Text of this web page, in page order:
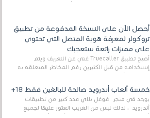
أحصل الآن على النسخة المدفوعة من تطبيق
تروكولر لمعرفة هوية المتصل التي تحتوي
على مميزات رائعة ستعجبك
أصبح تطبيق Truecaller غني عن التعريف ويتم
إستخدامه من قبل الكثيرين رغم المخاطر المتعلقه به
خمسة ألعاب أندرويد صالحة للبالغين فقط 18+
يوجد في متجر غوغل بلاي عدد كبير من تطبيقات
أندرويد ، لذلك ليس من الغريب العثور عليها لجميع